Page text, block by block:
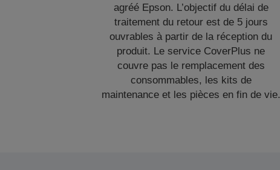
agréé Epson. L’objectif du délai de
traitement du retour est de 5 jours
ouvrables à partir de la réception du
produit. Le service CoverPlus ne
couvre pas le remplacement des
consommables, les kits de
maintenance et les pièces en fin de vie.